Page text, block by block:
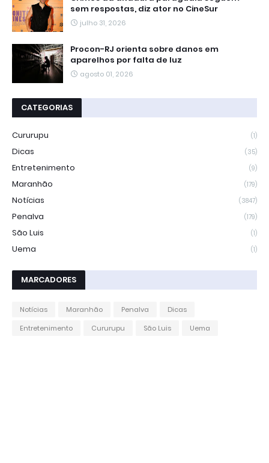
sem respostas, diz ator no CineSur
julho 31, 2026
Procon-RJ orienta sobre danos em
aparelhos por falta de luz
agosto 01, 2026
CATEGORIAS
Cururupu (1)
Dicas (35)
Entretenimento (9)
Maranhão (179)
Notícias (3847)
Penalva (179)
São Luis (1)
Uema (1)
MARCADORES
Notícias Maranhão Penalva
Dicas
Entretenimento
Cururupu São Luis Uema